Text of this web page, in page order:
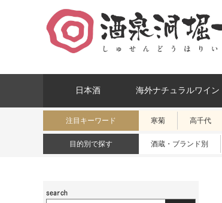
日本酒 海外ナチュラルワイン
注目キーワード 寒菊 高千代
目的別で探す 酒蔵・ブランド別